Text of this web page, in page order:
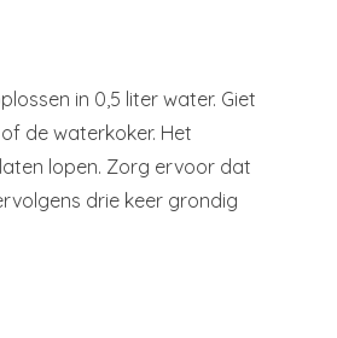
in 0,5 liter water. Giet
de waterkoker. Het
lopen. Zorg ervoor dat
drie keer grondig